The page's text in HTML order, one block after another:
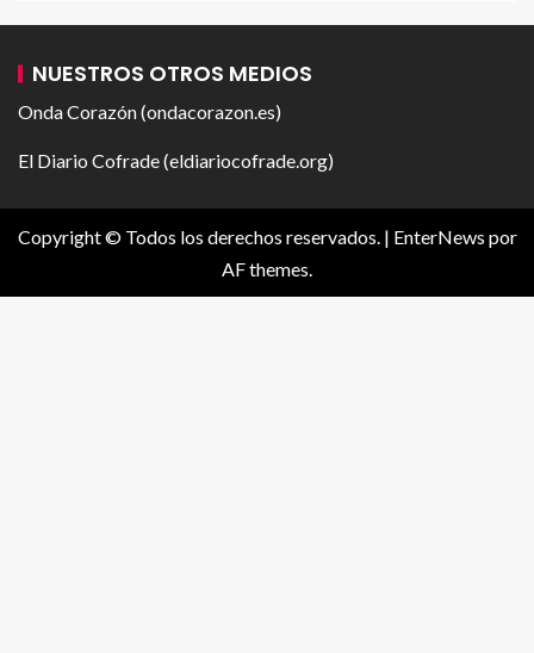
NUESTROS OTROS MEDIOS
Onda Corazón (ondacorazon.es)
El Diario Cofrade (eldiariocofrade.org)
Copyright © Todos los derechos reservados. | EnterNews por
AF themes.